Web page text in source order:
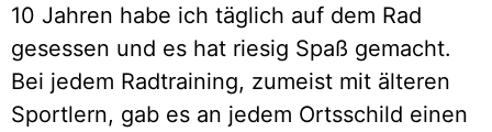
10 Jahren habe ich täglich auf dem Rad
gesessen und es hat riesig Spaß gemacht.
Bei jedem Radtraining, zumeist mit älteren
Sportlern, gab es an jedem Ortsschild einen